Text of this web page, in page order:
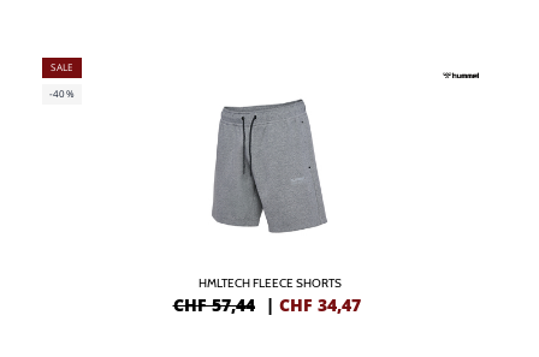
SALE
-40%
HMLTECH FLEECE SHORTS
CHF 57,44 | CHF 34,47